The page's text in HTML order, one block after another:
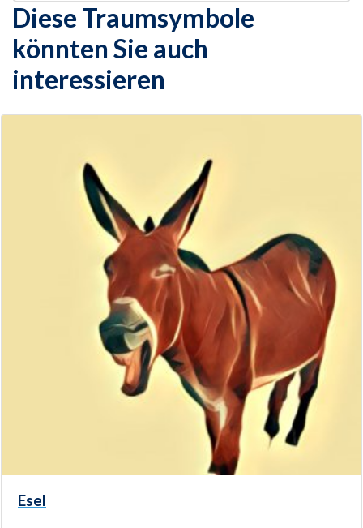
Diese Traumsymbole
könnten Sie auch
interessieren
Esel